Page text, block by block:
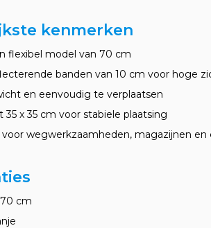
kenmerken
flexibel model van 70 cm
banden van 10 cm voor hoge
en eenvoudig te verplaatsen
35 x 35 cm voor stabiele plaatsing
voor wegwerkzaamheden, magazijnen
cm